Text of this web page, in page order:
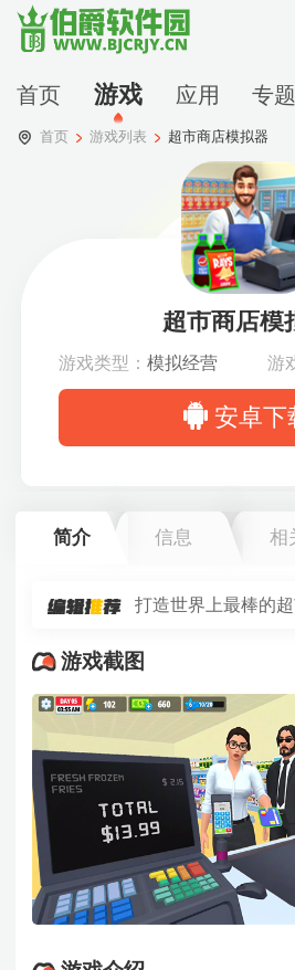
首页 游戏 应用 专题
首页 游戏列表 超市商店模拟器
超市商店模
游戏类型： 模拟经营 游
安卓下
简介 信息 相
打造世界上最棒的超
游戏截图